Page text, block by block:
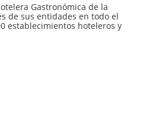
Gastronómica de la
de sus entidades en todo el
establecimientos hoteleros y